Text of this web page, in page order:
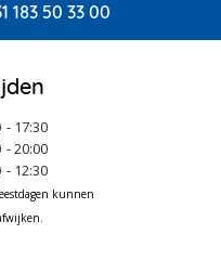
183 50 33 00
- 17:30
- 20:00
- 12:30
kunnen